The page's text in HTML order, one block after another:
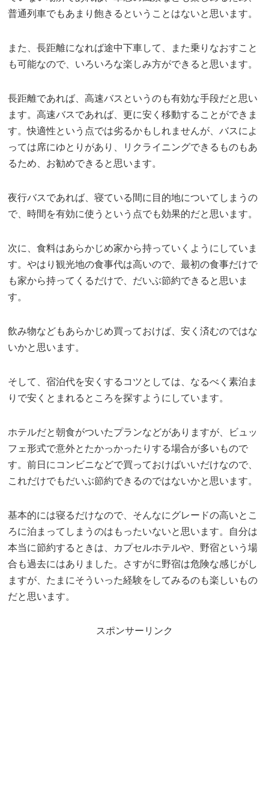
普通列車でもあまり飽きるということはないと思います。
また、長距離になれば途中下車して、また乗りなおすこと
も可能なので、いろいろな楽しみ方ができると思います。
長距離であれば、高速バスというのも有効な手段だと思い
ます。高速バスであれば、更に安く移動することができま
す。快適性という点では劣るかもしれませんが、バスによ
っては席にゆとりがあり、リクライニングできるものもあ
るため、お勧めできると思います。
夜行バスであれば、寝ている間に目的地についてしまうの
で、時間を有効に使うという点でも効果的だと思います。
次に、食料はあらかじめ家から持っていくようにしていま
す。やはり観光地の食事代は高いので、最初の食事だけで
も家から持ってくるだけで、だいぶ節約できると思いま
す。
飲み物などもあらかじめ買っておけば、安く済むのではな
いかと思います。
そして、宿泊代を安くするコツとしては、なるべく素泊ま
りで安くとまれるところを探すようにしています。
ホテルだと朝食がついたプランなどがありますが、ビュッ
フェ形式で意外とたかっかったりする場合が多いもので
す。前日にコンビニなどで買っておけばいいだけなので、
これだけでもだいぶ節約できるのではないかと思います。
基本的には寝るだけなので、そんなにグレードの高いとこ
ろに泊まってしまうのはもったいないと思います。自分は
本当に節約するときは、カプセルホテルや、野宿という場
合も過去にはありました。さすがに野宿は危険な感じがし
ますが、たまにそういった経験をしてみるのも楽しいもの
だと思います。
スポンサーリンク